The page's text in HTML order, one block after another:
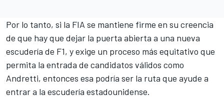
Por lo tanto, si la FIA se mantiene firme en su creencia
de que hay que dejar la puerta abierta a una nueva
escudería de F1, y exige un proceso más equitativo que
permita la entrada de candidatos válidos como
Andretti, entonces esa podría ser la ruta que ayude a
entrar a la escudería estadounidense.